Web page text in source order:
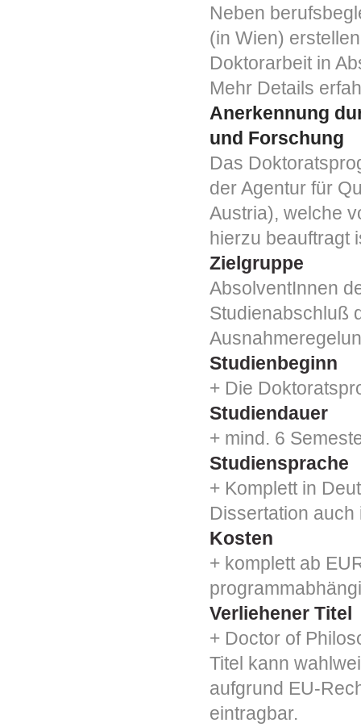
Neben
(in Wien)
Doktorarbeit in
Mehr Details
Anerkennung
und Forschung
Das
der Agentur für
Austria), welche
hierzu beauftragt
Zielgruppe
AbsolventInnen
Studienabschluß
Studienbeginn
+ Die
Studiendauer
+ mind. 6
Studiensprache
+ Komplett in
Dissertation
Kosten
+ komplett ab
Verliehener Titel
+ Doctor of
Titel kann
aufgrund EU-
eintragbar.